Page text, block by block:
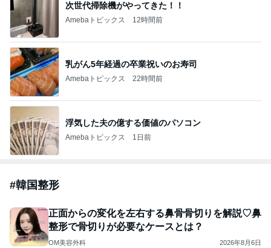
次世代掃除機がやってきた！！
Amebaトピックス 12時間前
乳がん5年経過の卒業祝いのお寿司
Amebaトピックス 22時間前
浮気した夫の億する価値のパソコン
Amebaトピックス 1日前
#韓国整形
正面からの変化を左右する鼻骨骨切りを解説♡鼻
整形で骨切りが必要なケースとは？
OM美容外科 2026年8月6日